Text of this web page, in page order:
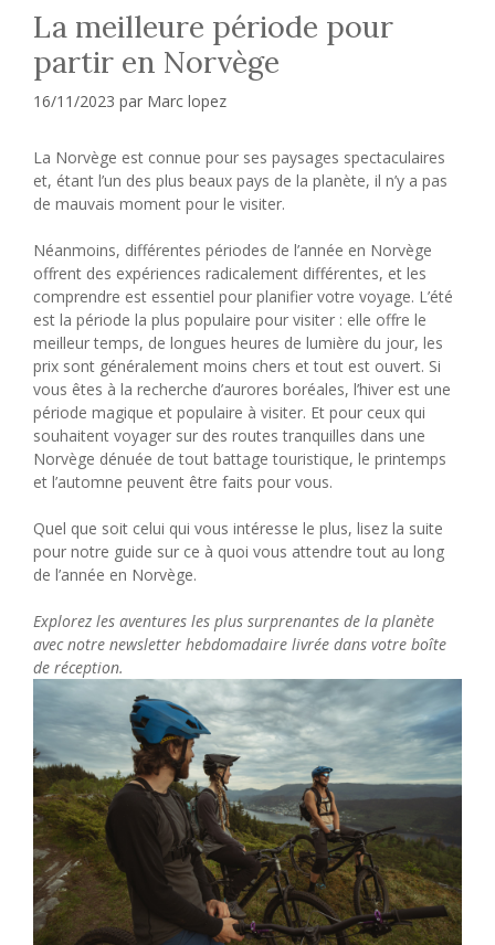
La meilleure période pour
partir en Norvège
16/11/2023 par Marc lopez
La Norvège est connue pour ses paysages spectaculaires
et, étant l’un des plus beaux pays de la planète, il n’y a pas
de mauvais moment pour le visiter.
Néanmoins, différentes périodes de l’année en Norvège
offrent des expériences radicalement différentes, et les
comprendre est essentiel pour planifier votre voyage. L’été
est la période la plus populaire pour visiter : elle offre le
meilleur temps, de longues heures de lumière du jour, les
prix sont généralement moins chers et tout est ouvert. Si
vous êtes à la recherche d’aurores boréales, l’hiver est une
période magique et populaire à visiter. Et pour ceux qui
souhaitent voyager sur des routes tranquilles dans une
Norvège dénuée de tout battage touristique, le printemps
et l’automne peuvent être faits pour vous.
Quel que soit celui qui vous intéresse le plus, lisez la suite
pour notre guide sur ce à quoi vous attendre tout au long
de l’année en Norvège.
Explorez les aventures les plus surprenantes de la planète
avec notre newsletter hebdomadaire livrée dans votre boîte
de réception.